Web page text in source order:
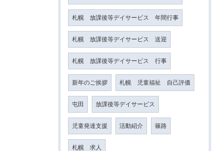
札幌 放課後等デイサービス 年間行事
札幌 放課後等デイサービス 送迎
札幌 放課後等デイサービス 行事
新年のご挨拶 札幌 児童福祉 自己評価
屯田 放課後等デイサービス
児童発達支援 活動紹介 篠路
札幌 求人